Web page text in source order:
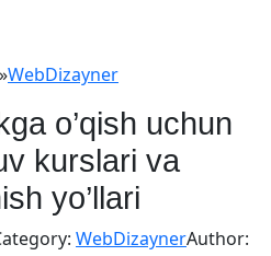
»WebDizayner
o’qish uchun
kurslari va
yo’llari
WebDizaynerAuthor: